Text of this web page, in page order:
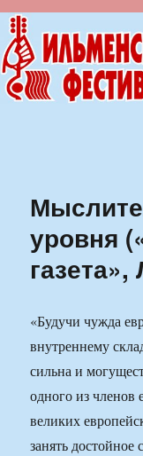
уровня
«Будучи чужда
внутреннему
сильна и
одного из членов
великих
занять достойное